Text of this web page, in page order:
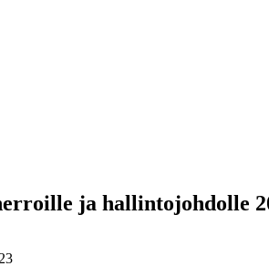
ja hallintojohdolle